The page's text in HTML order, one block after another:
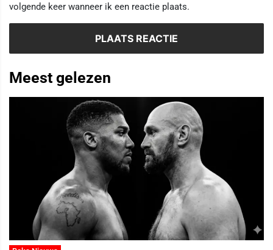
volgende keer wanneer ik een reactie plaats.
Meest gelezen